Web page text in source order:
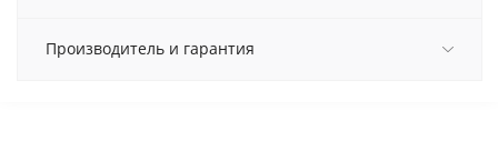
Производитель и гарантия